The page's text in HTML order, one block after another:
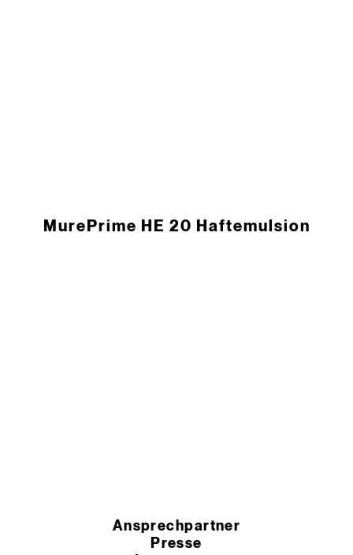
MurePrime HE 20 Haftemulsion
Ansprechpartner
Presse